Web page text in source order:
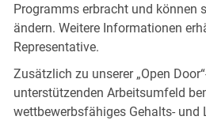
Programms erbracht und können
ändern. Weitere Informationen
Representative.
Zusätzlich zu unserer „Open
unterstützenden Arbeitsumfeld
wettbewerbsfähiges Gehalts- und